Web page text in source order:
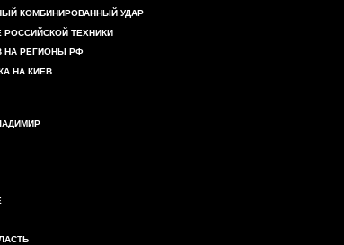
КОМБИНИРОВАННЫЙ УДАР
РОССИЙСКОЙ ТЕХНИКИ
НА РЕГИОНЫ РФ
НА КИЕВ